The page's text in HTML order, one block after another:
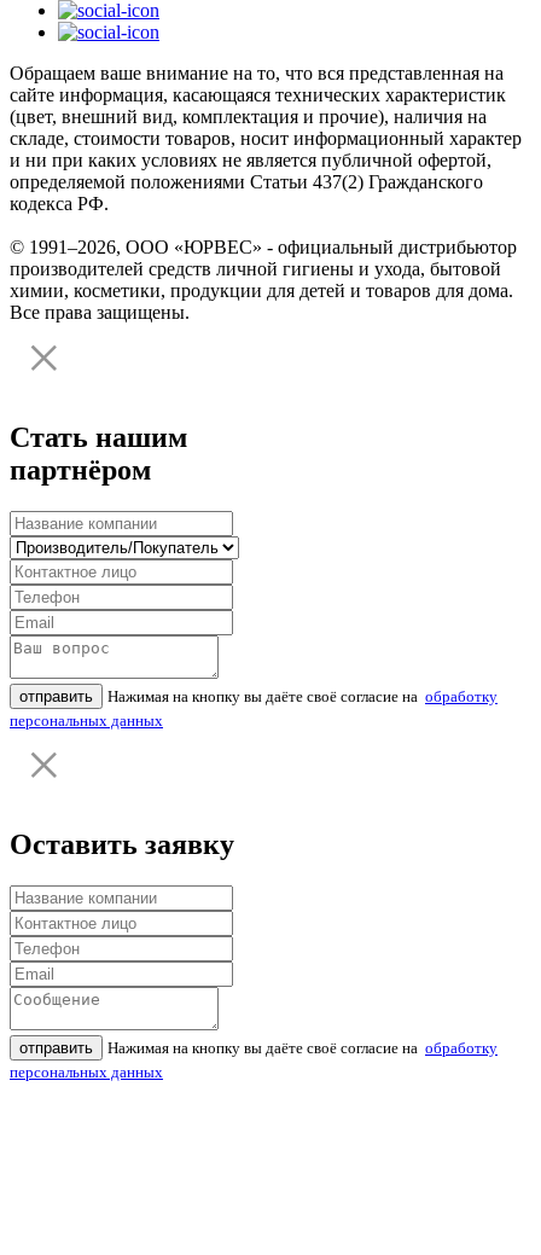
Обращаем ваше внимание на то, что вся представленная на
сайте информация, касающаяся технических характеристик
(цвет, внешний вид, комплектация и прочие), наличия на
складе, стоимости товаров, носит информационный характер
и ни при каких условиях не является публичной офертой,
определяемой положениями Статьи 437(2) Гражданского
кодекса РФ.
© 1991–2026, ООО «ЮРВЕС» - официальный дистрибьютор
производителей средств личной гигиены и ухода, бытовой
химии, косметики, продукции для детей и товаров для дома.
Все права защищены.
Стать нашим
партнёром
отправить Нажимая на кнопку вы даёте своё согласие на обработку
персональных данных
Оставить заявку
отправить Нажимая на кнопку вы даёте своё согласие на обработку
персональных данных